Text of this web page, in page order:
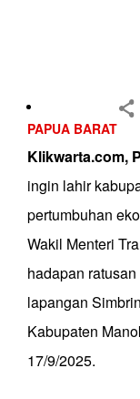
PAPUA BARAT
Klikwarta.com,
ingin lahir
pertumbuhan
Wakil Menteri
hadapan
lapangan
Kabupaten
17/9/2025.